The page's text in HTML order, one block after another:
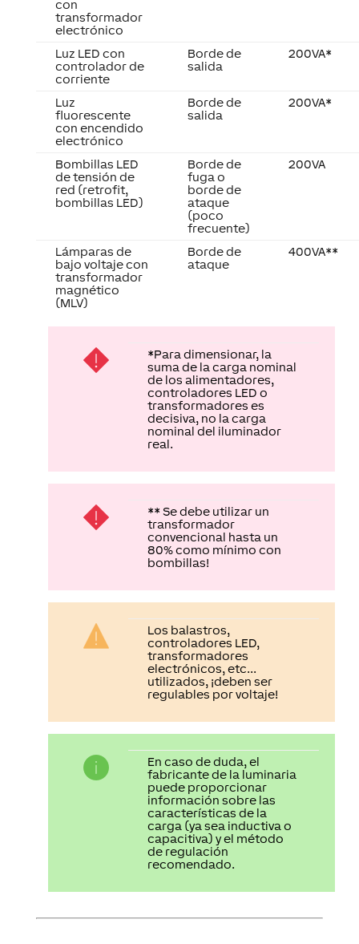
electrónico
Luz LED con
corriente
salida
Luz
con encendido
electrónico
salida
Bombillas LED
de tensión de
red (retrofit,
bombillas LED)
fuga o
borde de
ataque
(poco
frecuente)
bajo voltaje con
transformador
magnético
(MLV)
Borde de
ataque
suma de la carga nominal
de los alimentadores,
controladores LED o
transformadores es
decisiva, no la carga
nominal del iluminador
real.
transformador
convencional hasta un
80% como mínimo con
bombillas!
controladores LED,
transformadores
electrónicos, etc...
utilizados, ¡deben ser
regulables por voltaje!
fabricante de la luminaria
puede proporcionar
información sobre las
características de la
carga (ya sea inductiva o
capacitiva) y el método
de regulación
recomendado.